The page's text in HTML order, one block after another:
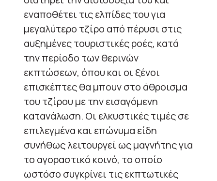
εναποθέτει τις ελπίδες του για
μεγαλύτερο τζίρο από πέρυσι στις
αυξημένες τουριστικές ροές, κατά
την περίοδο των θερινών
εκπτώσεων, όπου και οι ξένοι
επισκέπτες θα μπουν στο άθροισμα
του τζίρου με την εισαγόμενη
κατανάλωση. Οι ελκυστικές τιμές σε
επιλεγμένα και επώνυμα είδη
συνήθως λειτουργεί ως μαγνήτης για
το αγοραστικό κοινό, το οποίο
ωστόσο συγκρίνει τις εκπτωτικές